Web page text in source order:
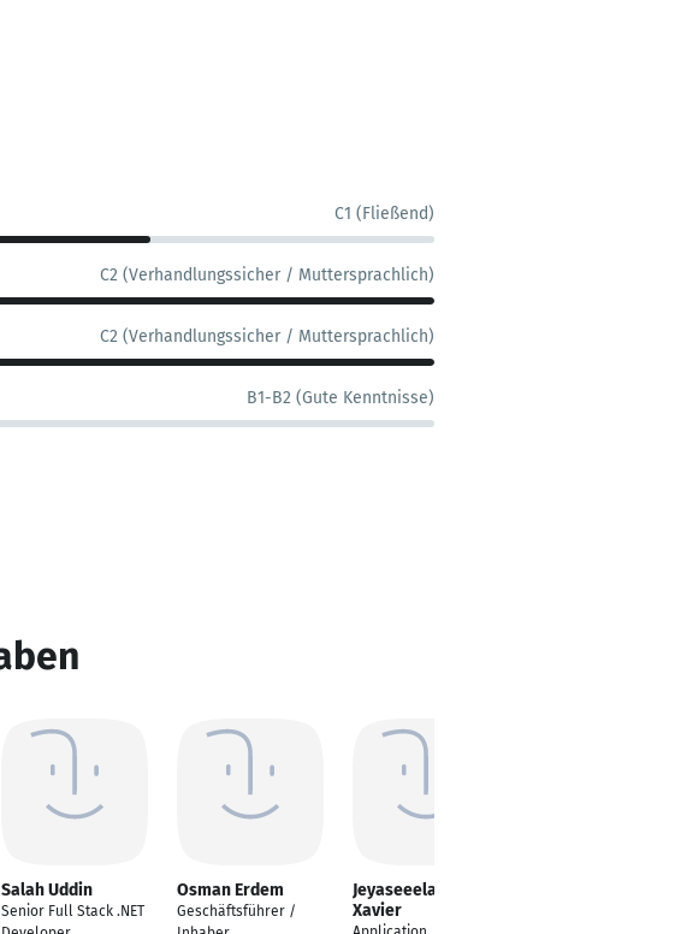
C1 (Fließend)
C2 (Verhandlungssicher / Muttersprachlich)
C2 (Verhandlungssicher / Muttersprachlich)
B1-B2 (Gute Kenntnisse)
Salah Uddin
Senior Full Stack .NET
Osman Erdem
Geschäftsführer /
Jeyaseeelan Arul
Xavier